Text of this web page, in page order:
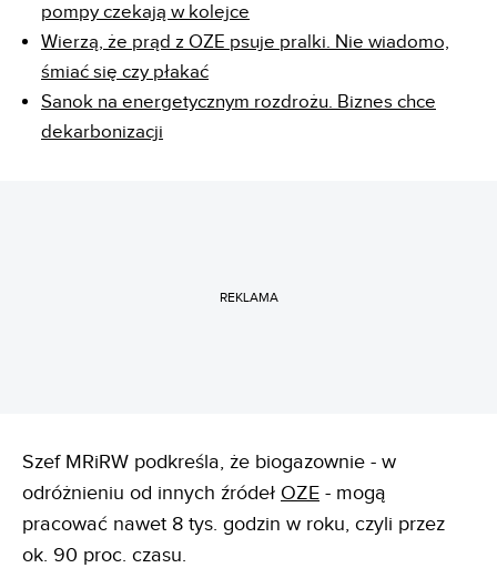
pompy czekają w kolejce
Wierzą, że prąd z OZE psuje pralki. Nie wiadomo,
śmiać się czy płakać
Sanok na energetycznym rozdrożu. Biznes chce
dekarbonizacji
REKLAMA
Szef MRiRW podkreśla, że biogazownie - w
odróżnieniu od innych źródeł OZE - mogą
pracować nawet 8 tys. godzin w roku, czyli przez
ok. 90 proc. czasu.